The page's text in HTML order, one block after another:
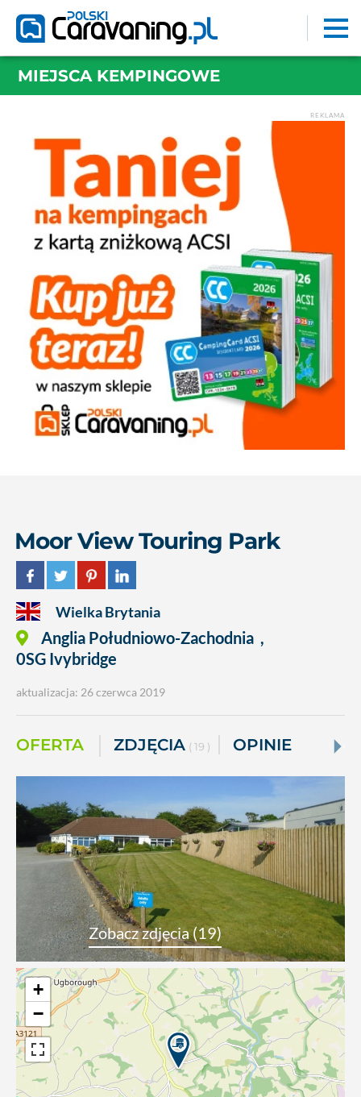
MIEJSCA KEMPINGOWE
REKLAMA
Moor View Touring Park
Wielka Brytania
Anglia Południowo-Zachodnia ,
0SG Ivybridge
aktualizacja: 26 czerwca 2019
OFERTA ZDJĘCIA ( 19 ) OPINIE
Zobacz zdjęcia (19)
+
−